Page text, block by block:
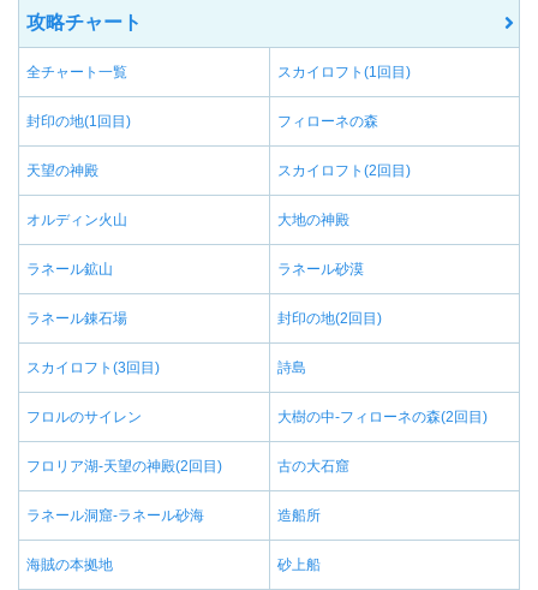
攻略チャート
全チャート一覧 スカイロフト(1回目)
封印の地(1回目) フィローネの森
天望の神殿 スカイロフト(2回目)
オルディン火山 大地の神殿
ラネール鉱山 ラネール砂漠
ラネール錬石場 封印の地(2回目)
スカイロフト(3回目) 詩島
フロルのサイレン 大樹の中-フィローネの森(2回目)
フロリア湖-天望の神殿(2回目) 古の大石窟
ラネール洞窟-ラネール砂海 造船所
海賊の本拠地 砂上船